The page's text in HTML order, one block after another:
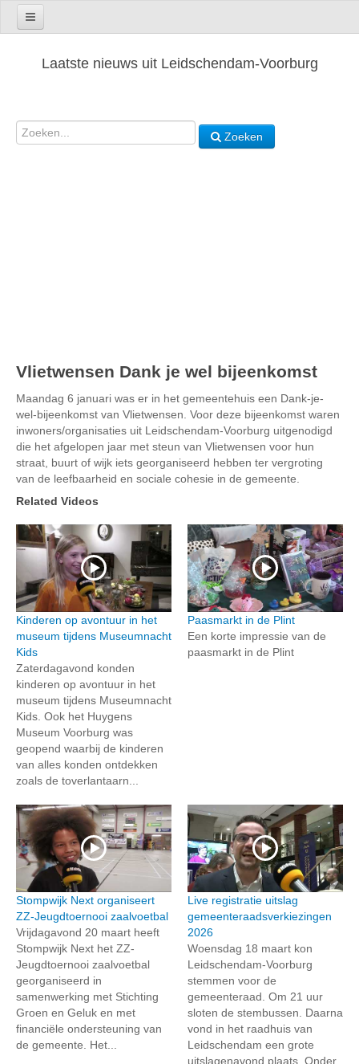
Laatste nieuws uit Leidschendam-Voorburg
Zoeken
Vlietwensen Dank je wel bijeenkomst
Maandag 6 januari was er in het gemeentehuis een Dank-je-
wel-bijeenkomst van Vlietwensen. Voor deze bijeenkomst waren
inwoners/organisaties uit Leidschendam-Voorburg uitgenodigd
die het afgelopen jaar met steun van Vlietwensen voor hun
straat, buurt of wijk iets georganiseerd hebben ter vergroting
van de leefbaarheid en sociale cohesie in de gemeente.
Related Videos
Kinderen op avontuur in het
museum tijdens Museumnacht
Kids
Zaterdagavond konden
kinderen op avontuur in het
museum tijdens Museumnacht
Kids. Ook het Huygens
Museum Voorburg was
geopend waarbij de kinderen
van alles konden ontdekken
zoals de toverlantaarn...
Paasmarkt in de Plint
Een korte impressie van de
paasmarkt in de Plint
Stompwijk Next organiseert
ZZ-Jeugdtoernooi zaalvoetbal
Vrijdagavond 20 maart heeft
Stompwijk Next het ZZ-
Jeugdtoernooi zaalvoetbal
georganiseerd in
samenwerking met Stichting
Groen en Geluk en met
financiële ondersteuning van
de gemeente. Het...
Live registratie uitslag
gemeenteraadsverkiezingen
2026
Woensdag 18 maart kon
Leidschendam-Voorburg
stemmen voor de
gemeenteraad. Om 21 uur
sloten de stembussen. Daarna
vond in het raadhuis van
Leidschendam een grote
uitslagenavond plaats. Onder